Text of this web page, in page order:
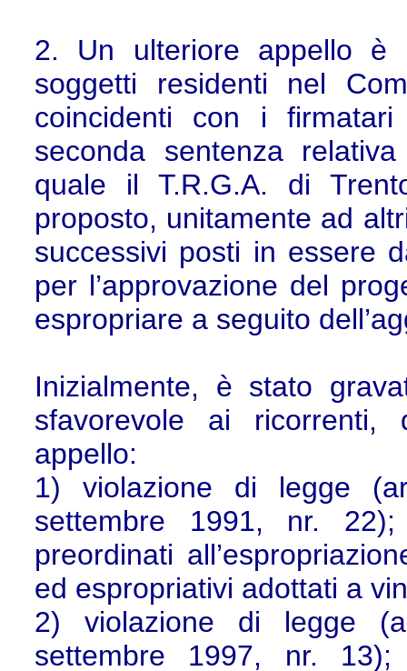
2. Un ulteriore appello è
soggetti residenti nel
coincidenti con i
seconda sentenza
quale il T.R.G.A. di
proposto, unitamente ad
successivi posti in essere
per l’approvazione del
espropriare a seguito
Inizialmente, è stato
sfavorevole ai
appello:
1) violazione di legge
settembre 1991, nr.
preordinati
ed espropriativi adottati a
2) violazione di legge
settembre 1997, nr.